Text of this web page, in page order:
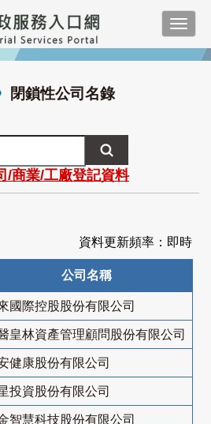
閉鎖性公司名錄
/商業/工廠登記資料
資料更新頻率：即時
公司名稱
國際控股股份有限公司
皇林資產管理顧問股份有限公司
健康股份有限公司
投資股份有限公司
智慧科技股份有限公司